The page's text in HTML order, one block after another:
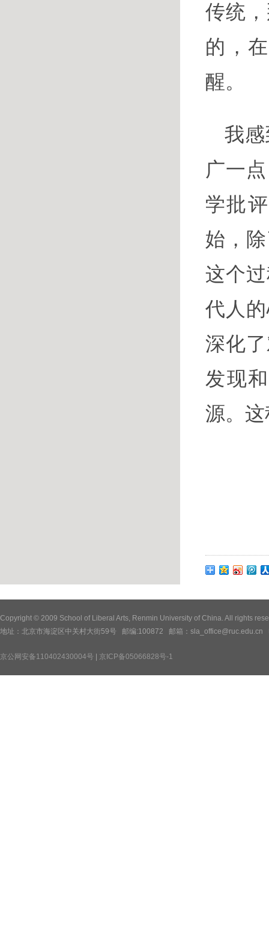
传统
的，
醒。
我
广一
学批
始，
这个
代人
深化
发现
源。
Copyright © 2009 School of Liberal Arts, Renmin University of China. All rights
地址：北京市海淀区中关村大街59号 邮编:100872 邮箱：
京公网安备110402430004号 京ICP备05066828号-1